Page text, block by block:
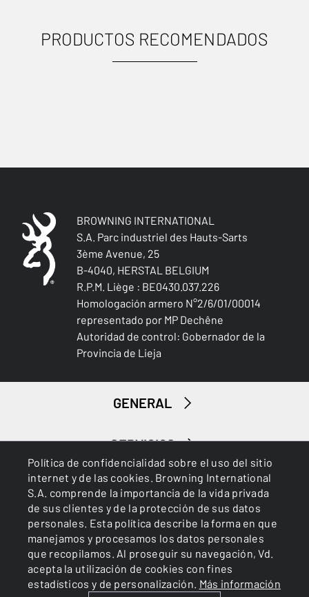
Política de confidencialidad sobre el uso del sitio
internet y de las cookies. Browning International
S.A. comprende la importancia de la vida privada
de sus clientes y de la protección de sus datos
personales. Esta política describe la forma en que
manejamos y procesamos los datos personales
que recopilamos. Al proseguir su navegación, Vd.
acepta la utilización de cookies con fines
estadísticos y de personalización. Más información
USOS
Caza menor
PRODUCTOS RECOMENDADOS
BROWNING INTERNATIONAL
S.A. Parc industriel des Hauts-Sarts
3ème Avenue, 25
B-4040, HERSTAL BELGIUM
R.P.M. Liège : BE0430.037.226
Homologación armero N°2/6/01/00014
representado por MP Dechêne
Autoridad de control: Gobernador de la
Provincia de Lieja
GENERAL
SERVICIOS
Cookies Política de privacidad